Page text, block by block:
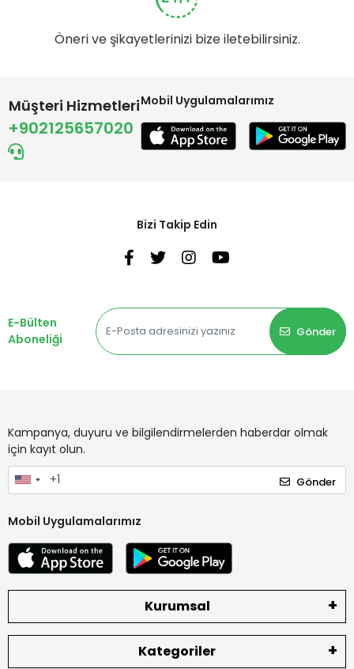
Öneri ve şikayetlerinizi bize iletebilirsiniz.
Müşteri Hizmetleri
+902125657020
Mobil Uygulamalarımız
Bizi Takip Edin
E-Bülten
Aboneliği
Gönder
Kampanya, duyuru ve bilgilendirmelerden haberdar olmak
için kayıt olun.
Gönder
Mobil Uygulamalarımız
Kurumsal
Kategoriler